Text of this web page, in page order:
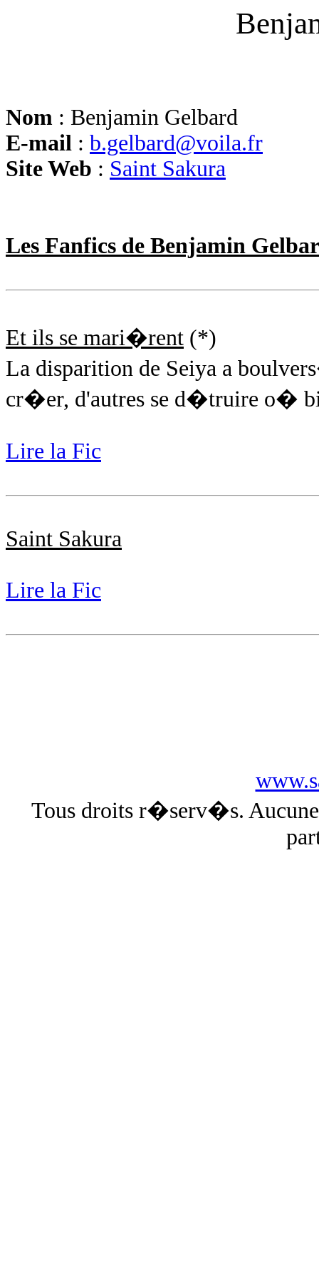
Nom : Benjamin Gelbard
E-mail : b.gelbard@voila.fr
Site Web : Saint Sakura
Les Fanfics de Benjamin
Et ils se mari�rent (*)
La disparition de Seiya a
cr�er, d'autres se d�truire o�
Lire la Fic
Saint Sakura
Lire la Fic
Tous droits r�serv�s.